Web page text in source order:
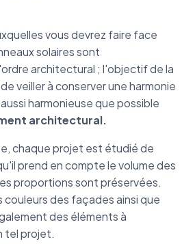
vous devrez faire face
solaires sont
architectural ; l'objectif de la
veiller à conserver une harmonie
harmonieuse que possible
architectural.
chaque projet est étudié de
prend en compte le volume des
proportions sont préservées.
couleurs des façades ainsi que
des éléments à
tel projet.